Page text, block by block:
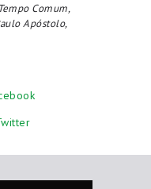
Comum,
Apóstolo,